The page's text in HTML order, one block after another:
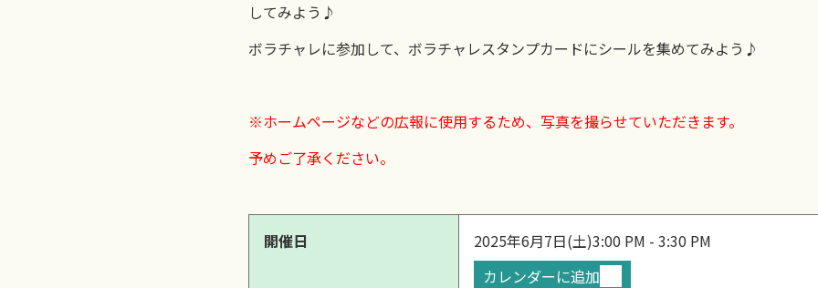
してみよう♪
ボラチャレに参加して、ボラチャレスタンプカードにシールを集めてみよう♪
※ホームページなどの広報に使用するため、写真を撮らせていただきます。
予めご了承ください。
開催日 2025年6月7日(土)3:00 PM - 3:30 PM
カレンダーに追加